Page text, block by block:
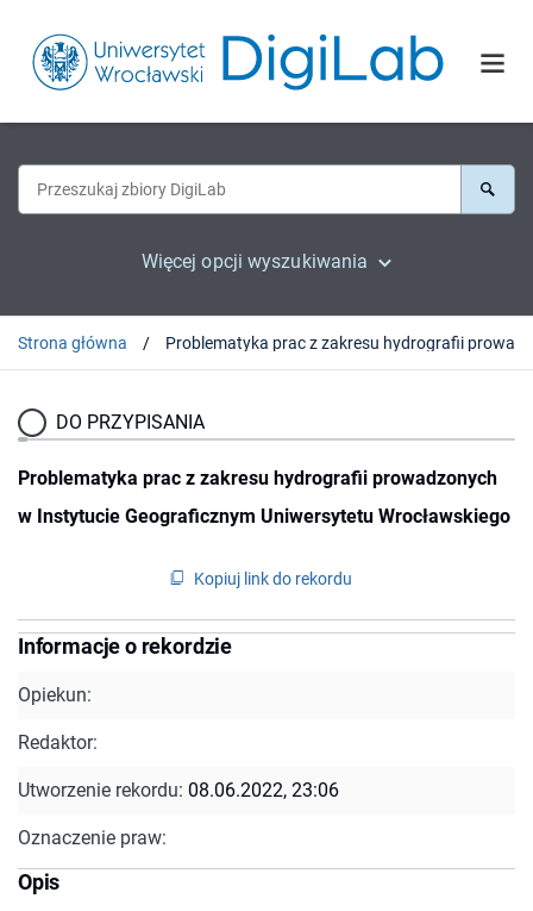
Więcej opcji wyszukiwania
Strona główna
DO PRZYPISANIA
Problematyka prac z zakresu hydrografii prowadzonych
w Instytucie Geograficznym Uniwersytetu Wrocławskiego
Kopiuj link do rekordu
Informacje o rekordzie
Opiekun:
Redaktor:
Utworzenie rekordu: 08.06.2022, 23:06
Oznaczenie praw:
Opis